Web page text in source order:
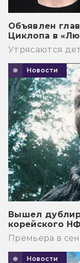
Объявлен
Циклопа в
Утрясаются
Новости
Вышел
корейского
Премьера в
Новости